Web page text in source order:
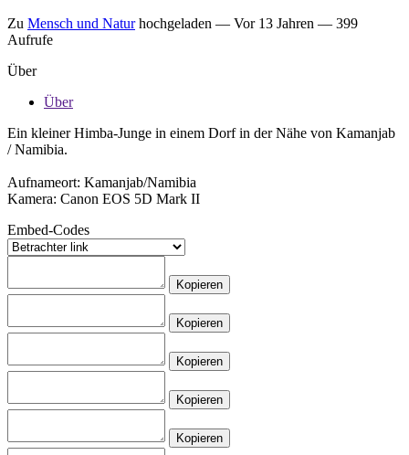
Zu Mensch und Naturhochgeladen — Vor 13 Jahren — 399
Aufrufe
Über
Über
Ein kleiner Himba-Junge in einem Dorf in der Nähe von Kamanjab
/ Namibia.
Aufnameort: Kamanjab/Namibia
Kamera: Canon EOS 5D Mark II
Embed-Codes
Kopieren
Kopieren
Kopieren
Kopieren
Kopieren